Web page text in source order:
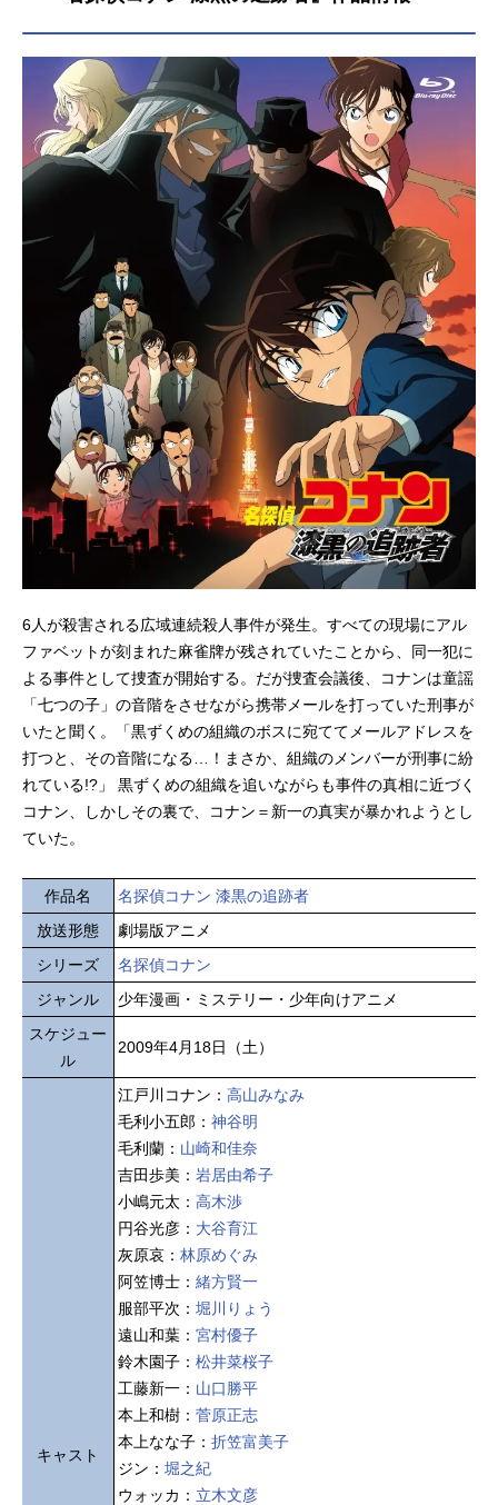
6人が殺害される広域連続殺人事件が発生。すべての現場にアル
ファベットが刻まれた麻雀牌が残されていたことから、同一犯に
よる事件として捜査が開始する。だが捜査会議後、コナンは童謡
「七つの子」の音階をさせながら携帯メールを打っていた刑事が
いたと聞く。「黒ずくめの組織のボスに宛ててメールアドレスを
打つと、その音階になる…！まさか、組織のメンバーが刑事に紛
れている!?」 黒ずくめの組織を追いながらも事件の真相に近づく
コナン、しかしその裏で、コナン＝新一の真実が暴かれようとし
ていた。
作品名
名探偵コナン 漆黒の追跡者
放送形態
劇場版アニメ
シリーズ
名探偵コナン
ジャンル
少年漫画・ミステリー・少年向けアニメ
スケジュー
ル
2009年4月18日（土）
キャスト
江戸川コナン： 高山みなみ
毛利小五郎： 神谷明
毛利蘭： 山崎和佳奈
吉田歩美： 岩居由希子
小嶋元太： 高木渉
円谷光彦： 大谷育江
灰原哀： 林原めぐみ
阿笠博士： 緒方賢一
服部平次： 堀川りょう
遠山和葉： 宮村優子
鈴木園子： 松井菜桜子
工藤新一： 山口勝平
本上和樹： 菅原正志
本上なな子： 折笠富美子
ジン： 堀之紀
ウォッカ： 立木文彦